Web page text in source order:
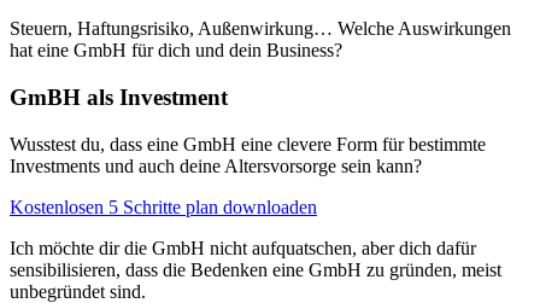
Steuern, Haftungsrisiko, Außenwirkung… Welche Auswirkungen
hat eine GmbH für dich und dein Business?
GmBH als Investment
Wusstest du, dass eine GmbH eine clevere Form für bestimmte
Investments und auch deine Altersvorsorge sein kann?
Kostenlosen 5 Schritte plan downloaden
Ich möchte dir die GmbH nicht aufquatschen, aber dich dafür
sensibilisieren, dass die Bedenken eine GmbH zu gründen, meist
unbegründet sind.